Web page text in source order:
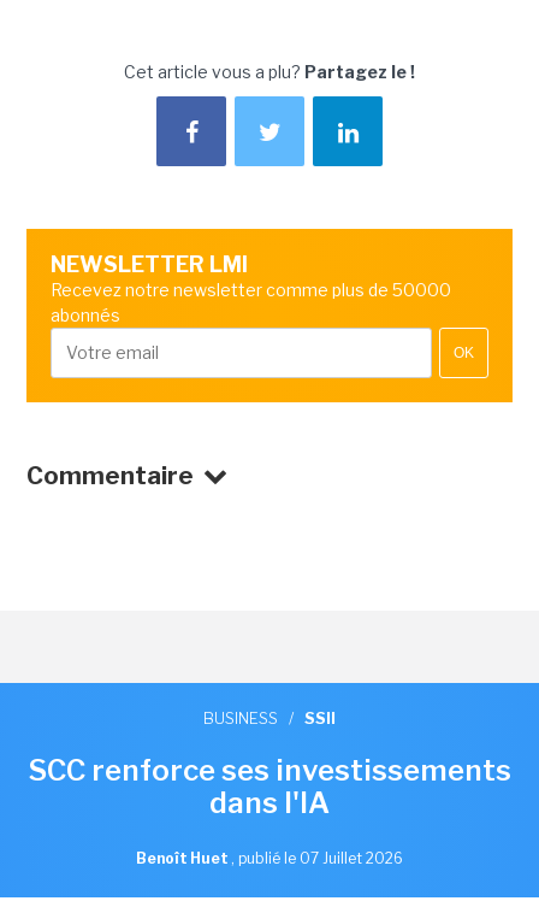
Cet article vous a plu? Partagez le !
NEWSLETTER LMI
Recevez notre newsletter comme plus de 50000
abonnés
OK
Commentaire
BUSINESS / SSII
SCC renforce ses investissements
dans l'IA
Benoît Huet , publié le 07 Juillet 2026